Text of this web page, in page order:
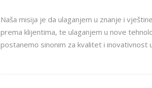
Naša misija je da ulaganjem u znanje i
prema klijentima, te ulaganjem u nove
postanemo sinonim za kvalitet i inovativnost